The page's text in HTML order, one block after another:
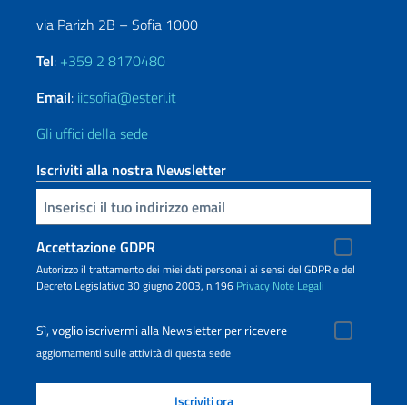
via Parizh 2B – Sofia 1000
Tel: +359 2 8170480
Email: iicsofia@esteri.it
Gli uffici della sede
Iscriviti alla nostra Newsletter
Inserisci la tua email
Accettazione GDPR
Autorizzo il trattamento dei miei dati personali ai sensi del GDPR e del
Decreto Legislativo 30 giugno 2003, n.196 Privacy Note Legali
Sì, voglio iscrivermi alla Newsletter per ricevere
aggiornamenti sulle attività di questa sede